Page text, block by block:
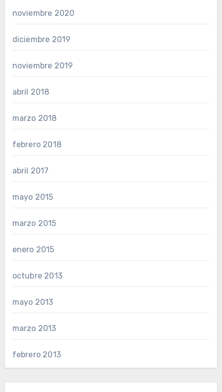
noviembre 2020
diciembre 2019
noviembre 2019
abril 2018
marzo 2018
febrero 2018
abril 2017
mayo 2015
marzo 2015
enero 2015
octubre 2013
mayo 2013
marzo 2013
febrero 2013